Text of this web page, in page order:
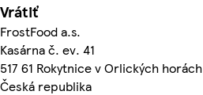
Vrátiť
FrostFood a.s.
Kasárna č. ev. 41
517 61 Rokytnice v Orlických horách
Česká republika